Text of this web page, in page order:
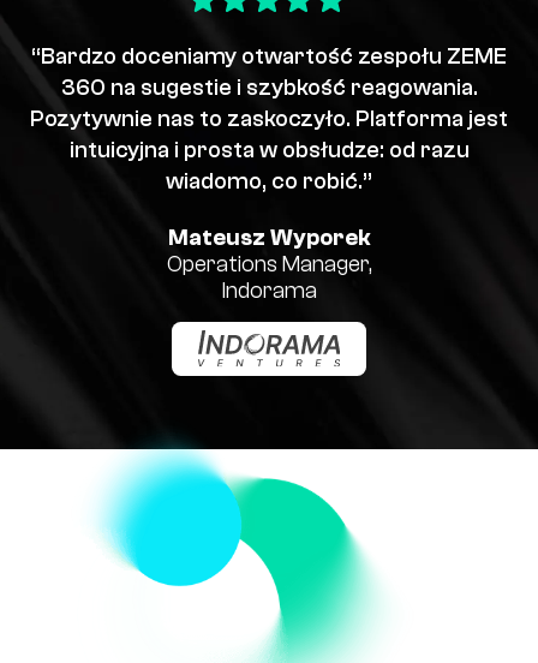
“Bardzo doceniamy otwartość zespołu ZEME
360 na sugestie i szybkość reagowania.
Pozytywnie nas to zaskoczyło. Platforma jest
intuicyjna i prosta w obsłudze: od razu
wiadomo, co robić.”
Mateusz Wyporek
Operations Manager,
Indorama